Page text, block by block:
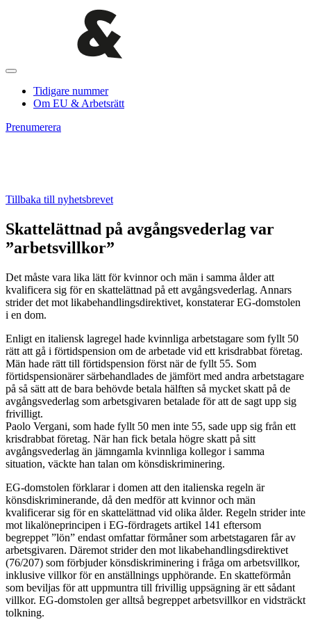
Tidigare nummer
Om EU & Arbetsrätt
Prenumerera
Tillbaka till nyhetsbrevet
Skattelättnad på avgångsvederlag var
”arbetsvillkor”
Det måste vara lika lätt för kvinnor och män i samma ålder att
kvalificera sig för en skattelättnad på ett avgångsvederlag. Annars
strider det mot likabehandlingsdirektivet, konstaterar EG-domstolen
i en dom.
Enligt en italiensk lagregel hade kvinnliga arbetstagare som fyllt 50
rätt att gå i förtidspension om de arbetade vid ett krisdrabbat företag.
Män hade rätt till förtidspension först när de fyllt 55. Som
förtidspensionärer särbehandlades de jämfört med andra arbetstagare
på så sätt att de bara behövde betala hälften så mycket skatt på de
avgångsvederlag som arbetsgivaren betalade för att de sagt upp sig
frivilligt.
Paolo Vergani, som hade fyllt 50 men inte 55, sade upp sig från ett
krisdrabbat företag. När han fick betala högre skatt på sitt
avgångsvederlag än jämngamla kvinnliga kollegor i samma
situation, väckte han talan om könsdiskriminering.
EG-domstolen förklarar i domen att den italienska regeln är
könsdiskriminerande, då den medför att kvinnor och män
kvalificerar sig för en skattelättnad vid olika ålder. Regeln strider inte
mot likalöneprincipen i EG-fördragets artikel 141 eftersom
begreppet ”lön” endast omfattar förmåner som arbetstagaren får av
arbetsgivaren. Däremot strider den mot likabehandlingsdirektivet
(76/207) som förbjuder könsdiskriminering i fråga om arbetsvillkor,
inklusive villkor för en anställnings upphörande. En skatteförmån
som beviljas för att uppmuntra till frivillig uppsägning är ett sådant
villkor. EG-domstolen ger alltså begreppet arbetsvillkor en vidsträckt
tolkning.